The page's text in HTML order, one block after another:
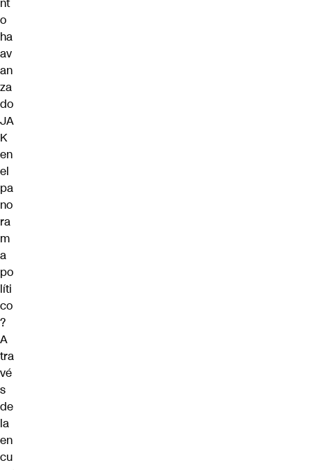
o
ha
av
an
za
do
JA
K
en
el
pa
no
ra
m
a
po
líti
co
?
A
tra
vé
s
de
la
en
cu